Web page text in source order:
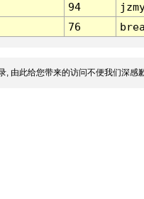
94
76
, 由此给您带来的访问不便我们深感